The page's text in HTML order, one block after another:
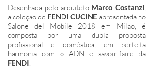
Desenhada pelo arquiteto Marco Costanzi,
a coleção de FENDI CUCINE apresentada no
Salone del Mobile 2018 em Milão, é
composta por uma dupla proposta
profissional e doméstica, em perfeita
harmonia com o ADN e savoir-faire da
FENDI.